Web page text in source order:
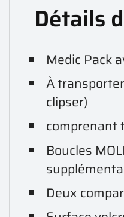
Détails
Medic Pack
À
clipser)
comprenant
Boucles
Deux